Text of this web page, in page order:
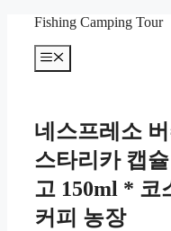
Fishing Camping Tour
메
뉴
네스프레소
스타리카 캡
고 150ml * 코
커피 농장